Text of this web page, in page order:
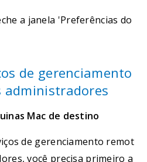
a janela 'Preferências do
de gerenciamento
administradores
Mac de destino
de gerenciamento remot
você precisa primeiro a